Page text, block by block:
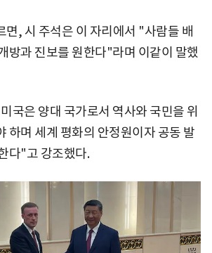
면, 시 주석은 이 자리에서 "사람들 배
방과 진보를 원한다"라며 이같이 말했
국은 양대 국가로서 역사와 국민을 위
하며 세계 평화의 안정원이자 공동 발
다"고 강조했다.